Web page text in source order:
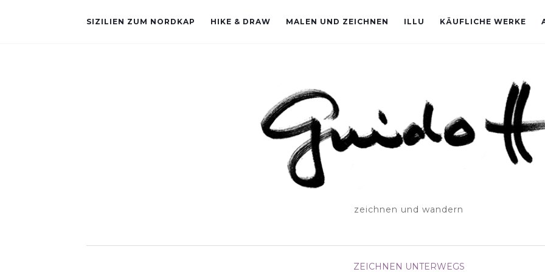
SIZILIEN ZUM NORDKAP HIKE & DRAW MALEN UND ZEICHNEN ILLU KÄUFLICHE WERKE
zeichnen und wandern
ZEICHNEN UNTERWEGS